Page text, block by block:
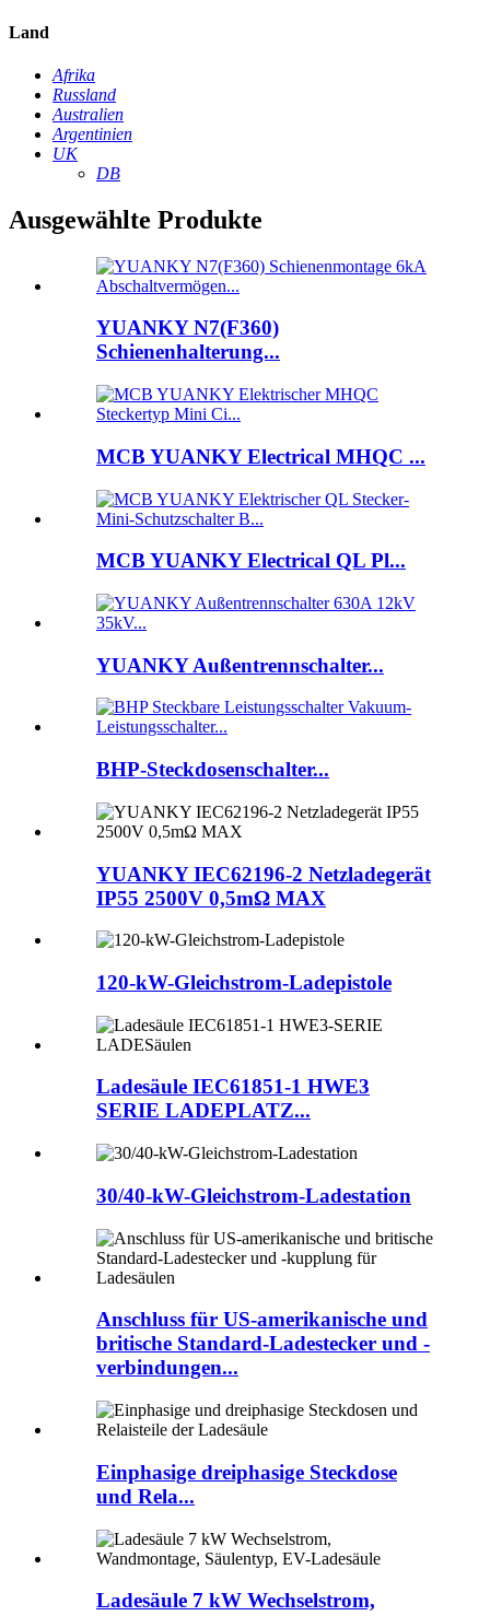
Land
Afrika
Russland
Australien
Argentinien
UK
DB
Ausgewählte Produkte
YUANKY N7(F360)
Schienenhalterung...
MCB YUANKY Electrical MHQC ...
MCB YUANKY Electrical QL Pl...
YUANKY Außentrennschalter...
BHP-Steckdosenschalter...
YUANKY IEC62196-2 Netzladegerät
IP55 2500V 0,5mΩ MAX
120-kW-Gleichstrom-Ladepistole
Ladesäule IEC61851-1 HWE3
SERIE LADEPLATZ...
30/40-kW-Gleichstrom-Ladestation
Anschluss für US-amerikanische und
britische Standard-Ladestecker und -
verbindungen...
Einphasige dreiphasige Steckdose
und Rela...
Ladesäule 7 kW Wechselstrom,